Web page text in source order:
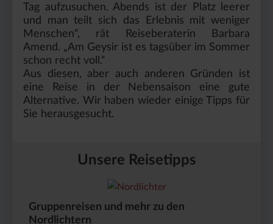
Tag aufzusuchen. Abends ist der Platz leerer
und man teilt sich das Erlebnis mit weniger
Menschen“, rät Reiseberaterin Barbara
Amend. „Am Geysir ist es tagsüber im Sommer
schon recht voll.“
Aus diesen, aber auch anderen Gründen ist
eine Reise in der Nebensaison eine gute
Alternative. Wir haben wieder einige Tipps für
Sie herausgesucht.
Unsere Reisetipps
Gruppenreisen und mehr zu den
Nordlichtern